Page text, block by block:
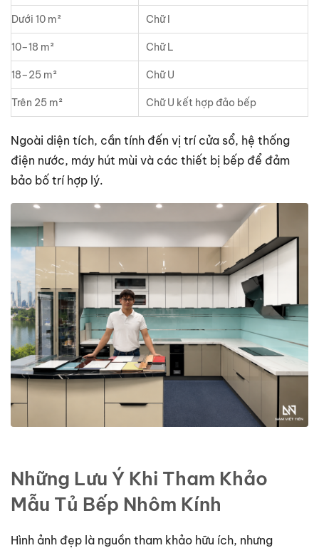
Dưới 10 m² Chữ I
10–18 m² Chữ L
18–25 m² Chữ U
Trên 25 m² Chữ U kết hợp đảo bếp
Ngoài diện tích, cần tính đến vị trí cửa sổ, hệ thống
điện nước, máy hút mùi và các thiết bị bếp để đảm
bảo bố trí hợp lý.
Những Lưu Ý Khi Tham Khảo
Mẫu Tủ Bếp Nhôm Kính
Hình ảnh đẹp là nguồn tham khảo hữu ích, nhưng